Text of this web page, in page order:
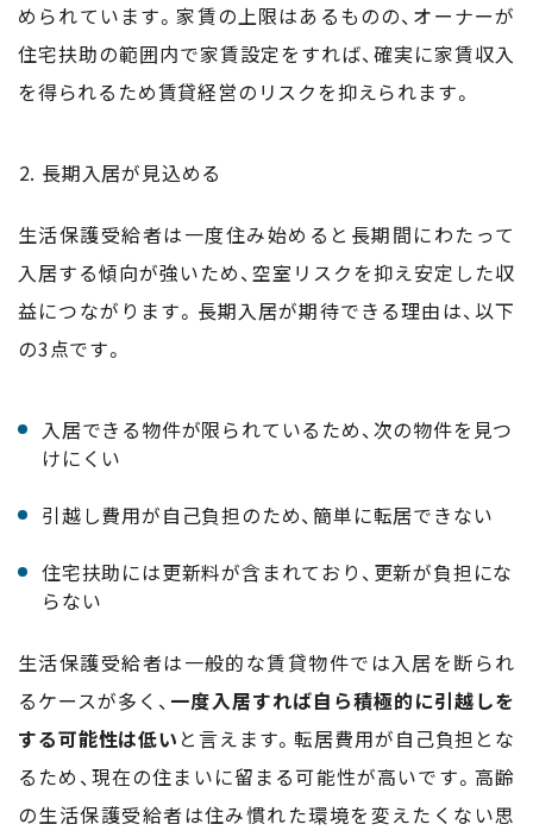
められています。家賃の上限はあるものの、オーナーが
住宅扶助の範囲内で家賃設定をすれば、確実に家賃収入
を得られるため賃貸経営のリスクを抑えられます。
長期入居が見込める
生活保護受給者は一度住み始めると長期間にわたって
入居する傾向が強いため、空室リスクを抑え安定した収
益につながります。長期入居が期待できる理由は、以下
の3点です。
入居できる物件が限られているため、次の物件を見つ
けにくい
引越し費用が自己負担のため、簡単に転居できない
住宅扶助には更新料が含まれており、更新が負担にな
らない
生活保護受給者は一般的な賃貸物件では入居を断られ
るケースが多く、 一度入居すれば自ら積極的に引越しを
する可能性は低い と言えます。転居費用が自己負担とな
るため、現在の住まいに留まる可能性が高いです。高齢
の生活保護受給者は住み慣れた環境を変えたくない思